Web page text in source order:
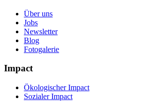
Über uns
Jobs
Newsletter
Blog
Fotogalerie
Impact
Ökologischer Impact
Sozialer Impact